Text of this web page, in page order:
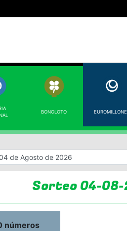
BONOLOTO
Sorteo 04-
números